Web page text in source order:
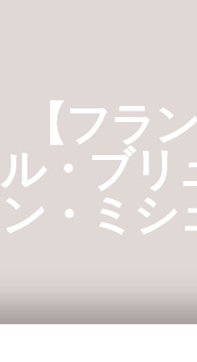
【フラ
ル・ブリ
ン・ミシ